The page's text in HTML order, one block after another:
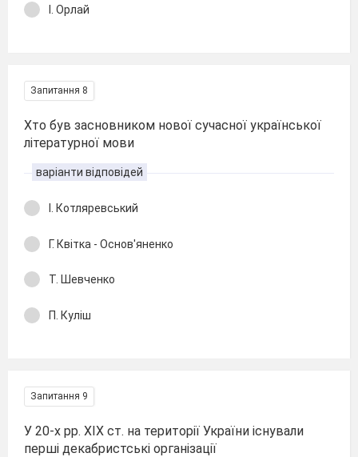
І. Орлай
Запитання 8
Хто був засновником нової сучасної української
літературної мови
варіанти відповідей
І. Котляревський
Г. Квітка - Основ'яненко
Т. Шевченко
П. Куліш
Запитання 9
У 20-х рр. XIX ст. на території України існували
перші декабристські організації